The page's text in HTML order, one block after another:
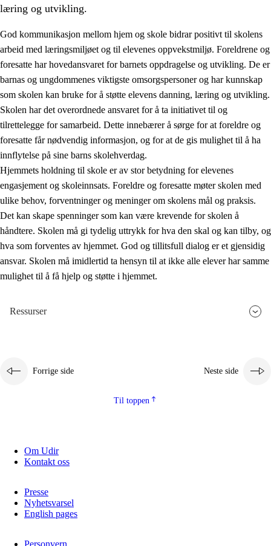
3. Prinsipper for skolens praksis
3.1 Et inkluderende læringsmiljø
3.2 Undervisning og tilpasset opplæring
3.3 Samarbeid mellom hjem og skole
3.4 Opplæring i lærebedrift og arbeidsliv
3.5 Profesjonsfellesskap og skoleutvikling
læring og utvikling.
God kommunikasjon mellom hjem og skole bidrar positivt til skolens
arbeid med læringsmiljøet og til elevenes oppvekstmiljø. Foreldrene og
foresatte har hovedansvaret for barnets oppdragelse og utvikling. De er
barnas og ungdommenes viktigste omsorgspersoner og har kunnskap
som skolen kan bruke for å støtte elevens danning, læring og utvikling.
Skolen har det overordnede ansvaret for å ta initiativet til og
tilrettelegge for samarbeid. Dette innebærer å sørge for at foreldre og
foresatte får nødvendig informasjon, og for at de gis mulighet til å ha
innflytelse på sine barns skolehverdag.
Hjemmets holdning til skole er av stor betydning for elevenes
engasjement og skoleinnsats. Foreldre og foresatte møter skolen med
ulike behov, forventninger og meninger om skolens mål og praksis.
Det kan skape spenninger som kan være krevende for skolen å
håndtere. Skolen må gi tydelig uttrykk for hva den skal og kan tilby, og
hva som forventes av hjemmet. God og tillitsfull dialog er et gjensidig
ansvar. Skolen må imidlertid ta hensyn til at ikke alle elever har samme
mulighet til å få hjelp og støtte i hjemmet.
Ressurser
Forrige side Neste side
Til toppen
Om Udir
Kontakt oss
Presse
Nyhetsvarsel
English pages